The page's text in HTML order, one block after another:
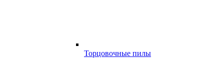
Торцовочные пилы